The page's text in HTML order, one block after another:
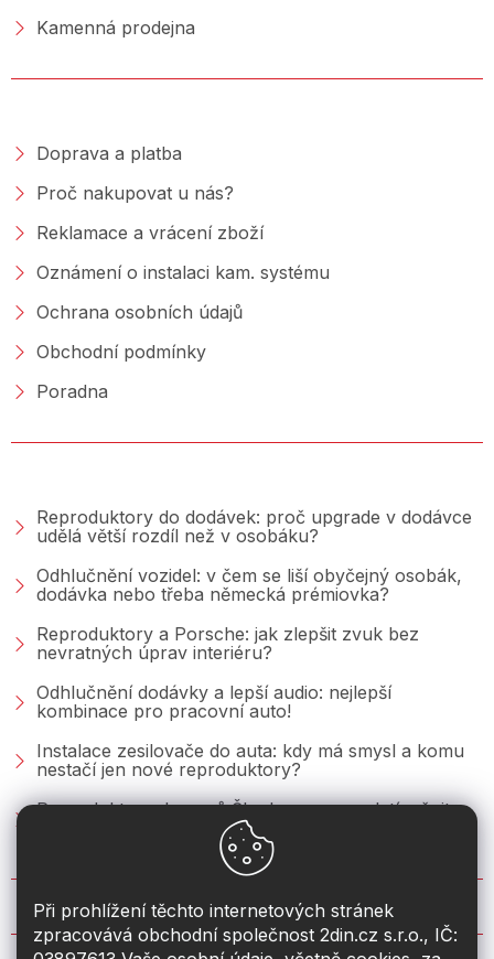
Při prohlížení těchto internetových stránek
zpracovává obchodní společnost 2din.cz s.r.o., IČ:
Kamenná prodejna
Doprava a platba
Proč nakupovat u nás?
Reklamace a vrácení zboží
Oznámení o instalaci kam. systému
Ochrana osobních údajů
Obchodní podmínky
Poradna
Reproduktory do dodávek: proč upgrade v dodávce
udělá větší rozdíl než v osobáku?
Odhlučnění vozidel: v čem se liší obyčejný osobák,
dodávka nebo třeba německá prémiovka?
Reproduktory a Porsche: jak zlepšit zvuk bez
nevratných úprav interiéru?
Odhlučnění dodávky a lepší audio: nejlepší
kombinace pro pracovní auto!
Instalace zesilovače do auta: kdy má smysl a komu
nestačí jen nové reproduktory?
Reproduktory do vozů Škoda: co se vyplatí měnit u
Fabie, Octavie a Superbu?
KONTAKT